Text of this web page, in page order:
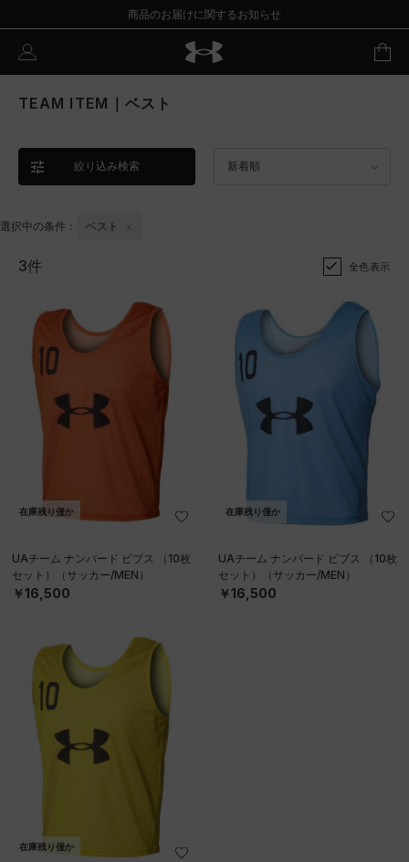
商品のお届けに関するお知らせ
TEAM ITEM｜ベスト
絞り込み検索 新着順
選択中の条件： ベスト
3件 全色表示
在庫残り僅か
UAチーム ナンバード ビブス （10枚
セット）（サッカー/MEN）
￥16,500
在庫残り僅か
UAチーム ナンバード ビブス （10枚
セット）（サッカー/MEN）
￥16,500
在庫残り僅か